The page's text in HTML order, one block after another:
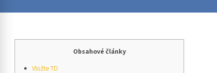
Obsahové články
Vložte TD